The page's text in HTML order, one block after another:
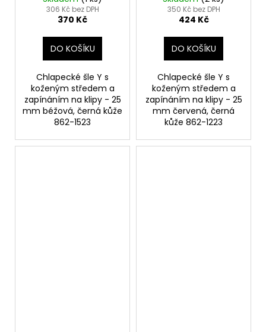
25 mm béžová, černá
kůže 862-1523
306 Kč bez DPH
370 Kč
DO KOŠÍKU
Chlapecké šle Y s
koženým středem a
zapínáním na klipy - 25
mm béžová, černá kůže
862-1523
25 mm červená, černá
kůže 862-1223
350 Kč bez DPH
424 Kč
DO KOŠÍKU
Chlapecké šle Y s
koženým středem a
zapínáním na klipy - 25
mm červená, černá
kůže 862-1223